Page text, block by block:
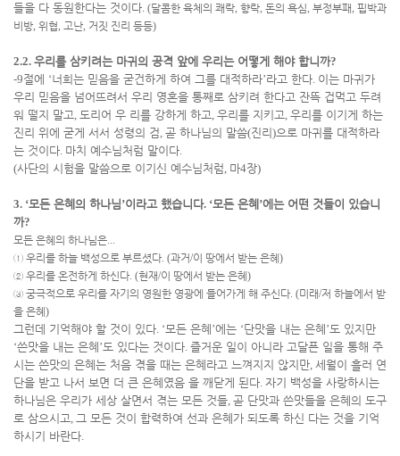
들을 다 동원한다는 것이다. (달콤한 육체의 쾌락, 향락, 돈의 욕심, 부정부패, 핍박과
비방, 위협, 고난, 거짓 진리 등등)
2.2. 우리를 삼키려는 마귀의 공격 앞에 우리는 어떻게 해야 합니까?
-9절에 ‘너희는 믿음을 굳건하게 하여 그를 대적하라’라고 한다. 이는 마귀가
우리 믿음을 넘어뜨려서 우리 영혼을 통째로 삼키려 한다고 잔뜩 겁먹고 두려
워 떨지 말고, 도리어 우 리를 강하게 하고, 우리를 지키고, 우리를 이기게 하는
진리 위에 굳게 서서 성령의 검, 곧 하나님의 말씀(진리 )으로 마귀를 대적하라
는 것이다. 마치 예수님처럼 말이다.
(사단의 시험을 말씀으로 이기신 예수님처럼, 마4장)
3. ‘모든 은혜의 하나님’이라고 했습니다. ‘모든 은혜 ’에는 어떤 것들이 있습니
까?
모든 은혜의 하나님은...
① 우리를 하늘 백성으로 부르셨다. (과거/이 땅에서 받는 은혜 )
② 우리를 온전하게 하신다. (현재/이 땅에서 받는 은혜 )
③ 궁극적으로 우리를 자기의 영원한 영광에 들어가게 해 주신다. (미래/저 하늘에서 받
을 은혜 )
그런데 기억해야 할 것이 있다. ‘모든 은혜 ’에는 ‘단맛을 내는 은혜 ’도 있지만
‘쓴맛을 내는 은혜 ’도 있다는 것이다. 즐거운 일이 아니라 고달픈 일을 통해 주
시는 쓴맛의 은혜는 처음 겪을 때는 은혜라고 느껴지지 않지만, 세월이 흘러 연
단을 받고 나서 보면 더 큰 은혜였음 을 깨닫게 된다. 자기 백성을 사랑하시는
하나님은 우리가 세상 살면서 겪는 모든 것들, 곧 단맛과 쓴맛들을 은혜의 도구
로 삼으시고, 그 모든 것이 합력하여 선과 은혜가 되도록 하신 다는 것을 기억
하시기 바란다.